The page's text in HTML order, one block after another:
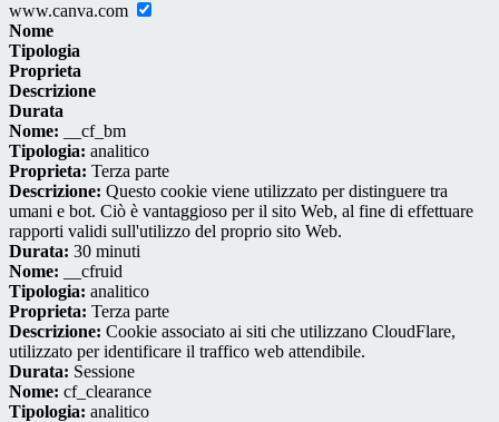
www.canva.com
Nome
Tipologia
Proprieta
Descrizione
Durata
Nome: __cf_bm
Tipologia: analitico
Proprieta: Terza parte
Descrizione: Questo cookie viene utilizzato per distinguere tra
umani e bot. Ciò è vantaggioso per il sito Web, al fine di effettuare
rapporti validi sull'utilizzo del proprio sito Web.
Durata: 30 minuti
Nome: __cfruid
Tipologia: analitico
Proprieta: Terza parte
Descrizione: Cookie associato ai siti che utilizzano CloudFlare,
utilizzato per identificare il traffico web attendibile.
Durata: Sessione
Nome: cf_clearance
Tipologia: analitico